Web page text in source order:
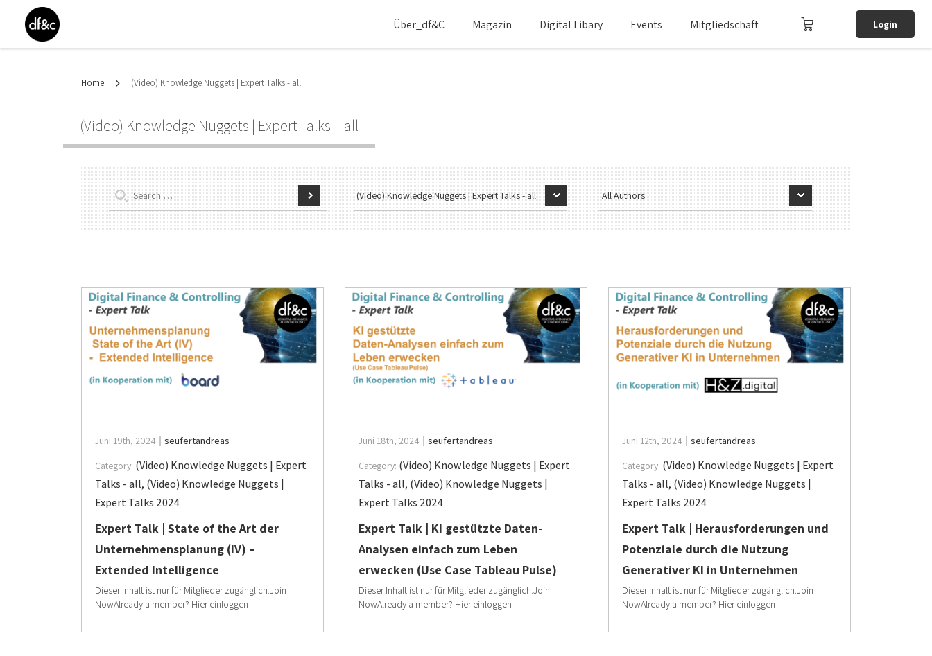
Über_df&c Magazin Digital Libary Events Mitgliedschaft Login
Home (Video) Knowledge Nuggets | Expert Talks - all
(Video) Knowledge Nuggets | Expert Talks – all
Juni 19th, 2024
seufertandreas
Category: (Video) Knowledge Nuggets | Expert
Talks - all, (Video) Knowledge Nuggets |
Expert Talks 2024
Expert Talk | State of the Art der
Unternehmensplanung (IV) –
Extended Intelligence
Dieser Inhalt ist nur für Mitglieder zugänglich.Join
NowAlready a member? Hier einloggen
Juni 18th, 2024
seufertandreas
Category: (Video) Knowledge Nuggets | Expert
Talks - all, (Video) Knowledge Nuggets |
Expert Talks 2024
Expert Talk | KI gestützte Daten-
Analysen einfach zum Leben
erwecken (Use Case Tableau Pulse)
Dieser Inhalt ist nur für Mitglieder zugänglich.Join
NowAlready a member? Hier einloggen
Juni 12th, 2024
seufertandreas
Category: (Video) Knowledge Nuggets | Expert
Talks - all, (Video) Knowledge Nuggets |
Expert Talks 2024
Expert Talk | Herausforderungen und
Potenziale durch die Nutzung
Generativer KI in Unternehmen
Dieser Inhalt ist nur für Mitglieder zugänglich.Join
NowAlready a member? Hier einloggen